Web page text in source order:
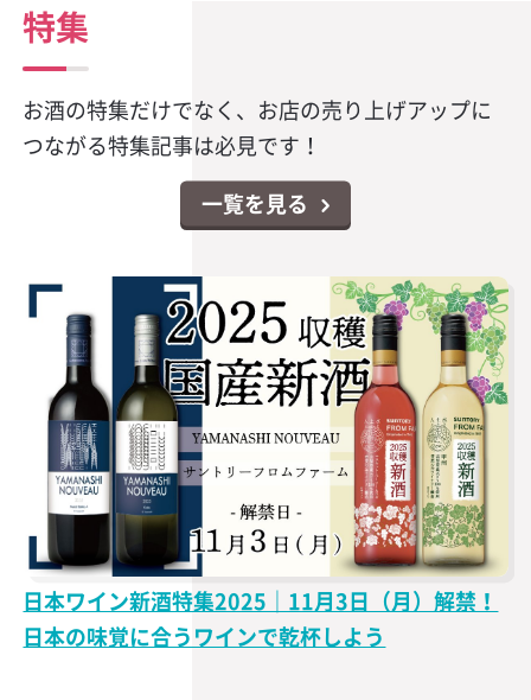
特集
お酒の特集だけでなく、お店の売り上げアップに
つながる特集記事は必見です！
一覧を見る
日本ワイン新酒特集2025｜11月3日（月）解禁！
日本の味覚に合うワインで乾杯しよう